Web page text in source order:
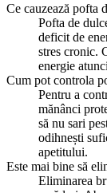
Ce cauzează pofta
Pofta de
deficit de
stres cronic.
energie
Cum pot controla
Pentru a
mănânci
să nu sari
odihnești
apetitului.
Este mai bine să
Eliminarea